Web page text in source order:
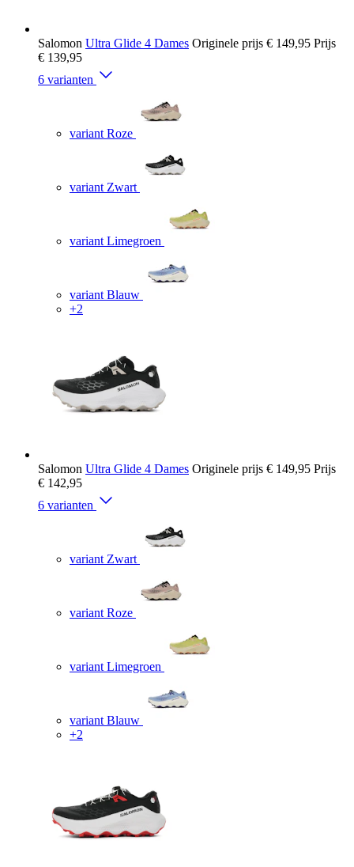
Salomon Ultra Glide 4 Dames Originele prijs € 149,95 Prijs
€ 139,95
6 varianten
variant Roze
variant Zwart
variant Limegroen
variant Blauw
+2
Salomon Ultra Glide 4 Dames Originele prijs € 149,95 Prijs
€ 142,95
6 varianten
variant Zwart
variant Roze
variant Limegroen
variant Blauw
+2